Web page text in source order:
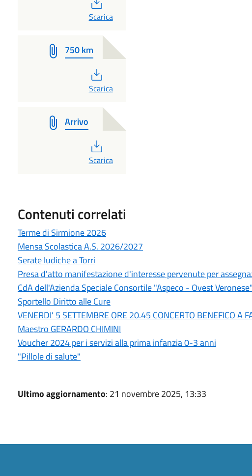
PDF
Scarica
750 km
PDF
Scarica
Arrivo
PDF
Scarica
Contenuti correlati
Terme di Sirmione 2026
Mensa Scolastica A.S. 2026/2027
Serate ludiche a Torri
Presa d'atto manifestazione d'interesse pervenute per
CdA dell'Azienda Speciale Consortile "Aspeco - Ovest Veronese"
Sportello Diritto alle Cure
VENERDI' 5 SETTEMBRE ORE 20.45 CONCERTO BENEFICO A
Maestro GERARDO CHIMINI
Voucher 2024 per i servizi alla prima infanzia 0-3 anni
"Pillole di salute"
Ultimo aggiornamento: 21 novembre 2025, 13:33